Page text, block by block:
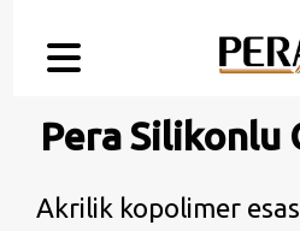
Pera Silikonlu
Akrilik kopolimer